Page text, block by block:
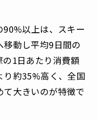
以上は、スキー
動し平均9日間の
1日あたり消費額
り約35%高く、全国
大きいのが特徴で